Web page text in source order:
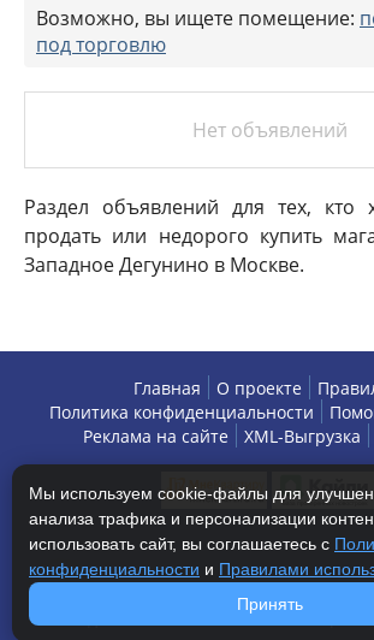
Возможно, вы ищете помещение:
под торговлю
Нет объявлений
Раздел объявлений для тех, кто
продать или недорого купить
Западное Дегунино в Москве.
Главная О проекте
Политика конфиденциальности
Реклама на сайте
XML-Выгрузка
Copyright © 2013-2026 БизнесАренда -
недвижимость, г. Москва. Все
Мы используем cookie-файлы для
анализа трафика и персонализации
использовать сайт, вы соглашаетесь с
конфиденциальности и Правилами
Принять